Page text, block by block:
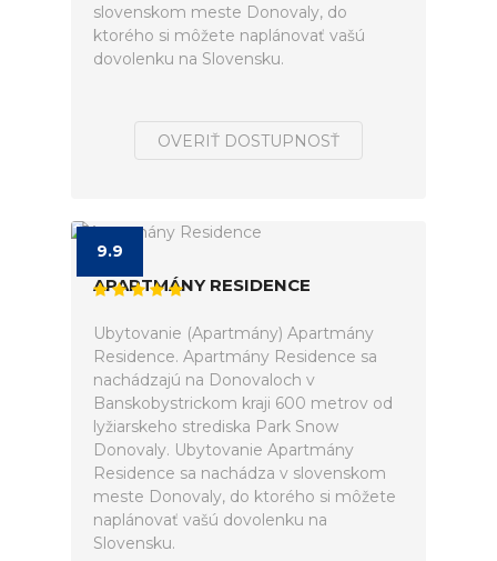
slovenskom meste Donovaly, do
ktorého si môžete naplánovať vašú
dovolenku na Slovensku.
OVERIŤ DOSTUPNOSŤ
9.9
APARTMÁNY RESIDENCE
Ubytovanie (Apartmány) Apartmány
Residence. Apartmány Residence sa
nachádzajú na Donovaloch v
Banskobystrickom kraji 600 metrov od
lyžiarskeho strediska Park Snow
Donovaly. Ubytovanie Apartmány
Residence sa nachádza v slovenskom
meste Donovaly, do ktorého si môžete
naplánovať vašú dovolenku na
Slovensku.